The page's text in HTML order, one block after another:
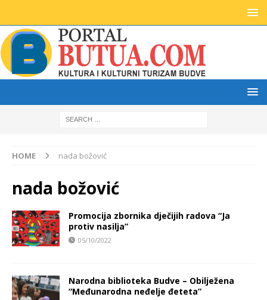
HOME nada božović
nada božović
Promocija zbornika dječijih radova “Ja
protiv nasilja”
05/10/2022
Narodna biblioteka Budve – Obilježena
“Međunarodna neđelje đeteta”